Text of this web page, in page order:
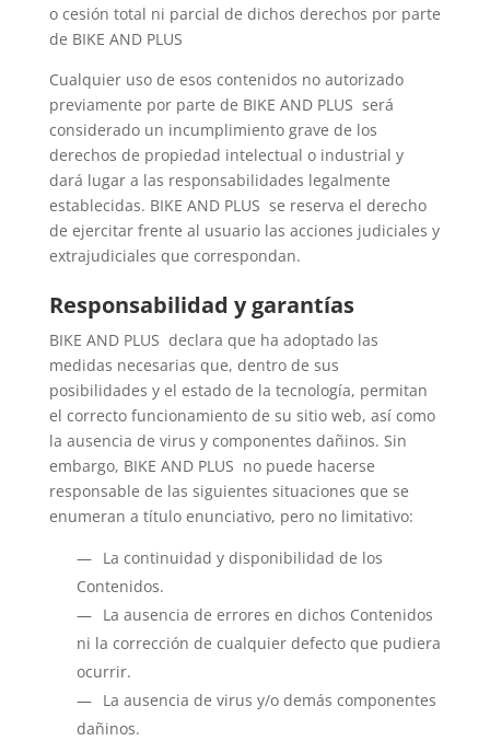
o cesión total ni parcial de dichos derechos por parte
de BIKE AND PLUS
Cualquier uso de esos contenidos no autorizado
previamente por parte de BIKE AND PLUS será
considerado un incumplimiento grave de los
derechos de propiedad intelectual o industrial y
dará lugar a las responsabilidades legalmente
establecidas. BIKE AND PLUS se reserva el derecho
de ejercitar frente al usuario las acciones judiciales y
extrajudiciales que correspondan.
Responsabilidad y garantías
BIKE AND PLUS declara que ha adoptado las
medidas necesarias que, dentro de sus
posibilidades y el estado de la tecnología, permitan
el correcto funcionamiento de su sitio web, así como
la ausencia de virus y componentes dañinos. Sin
embargo, BIKE AND PLUS no puede hacerse
responsable de las siguientes situaciones que se
enumeran a título enunciativo, pero no limitativo:
La continuidad y disponibilidad de los
Contenidos.
La ausencia de errores en dichos Contenidos
ni la corrección de cualquier defecto que pudiera
ocurrir.
La ausencia de virus y/o demás componentes
dañinos.